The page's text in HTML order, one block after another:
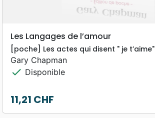
Les Langages de l’amour
[poche] Les actes qui disent " je t’aime"
Gary Chapman
check Disponible
Prix
11,21 CHF